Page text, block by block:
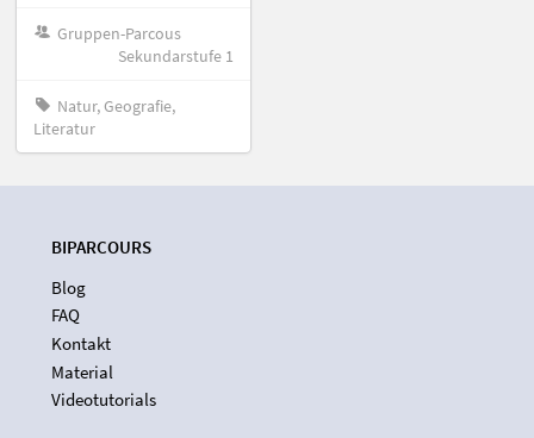
Gruppen-Parcous
Sekundarstufe 1
Natur, Geografie,
Literatur
BIPARCOURS
Blog
FAQ
Kontakt
Material
Videotutorials